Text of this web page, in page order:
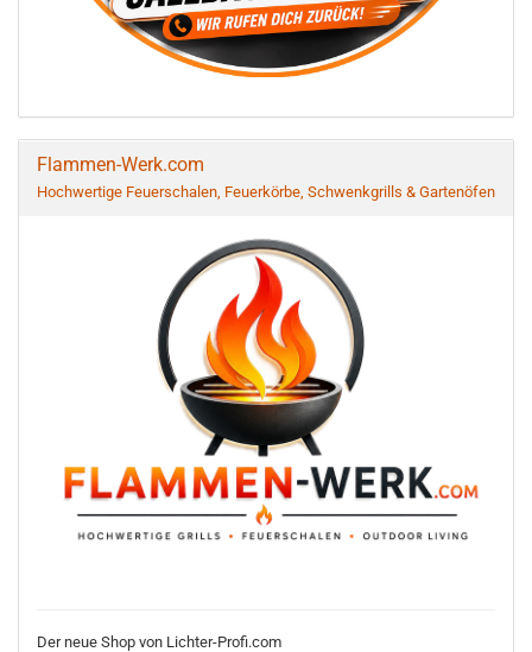
Flammen-Werk.com
Hochwertige Feuerschalen, Feuerkörbe, Schwenkgrills & Gartenöfen
Der neue Shop von Lichter-Profi.com